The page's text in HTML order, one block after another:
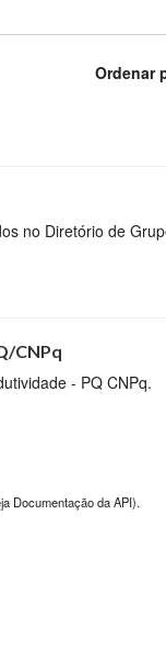
Ordenar
no Diretório de
CNPq
- PQ CNPq.
Documentação da API).